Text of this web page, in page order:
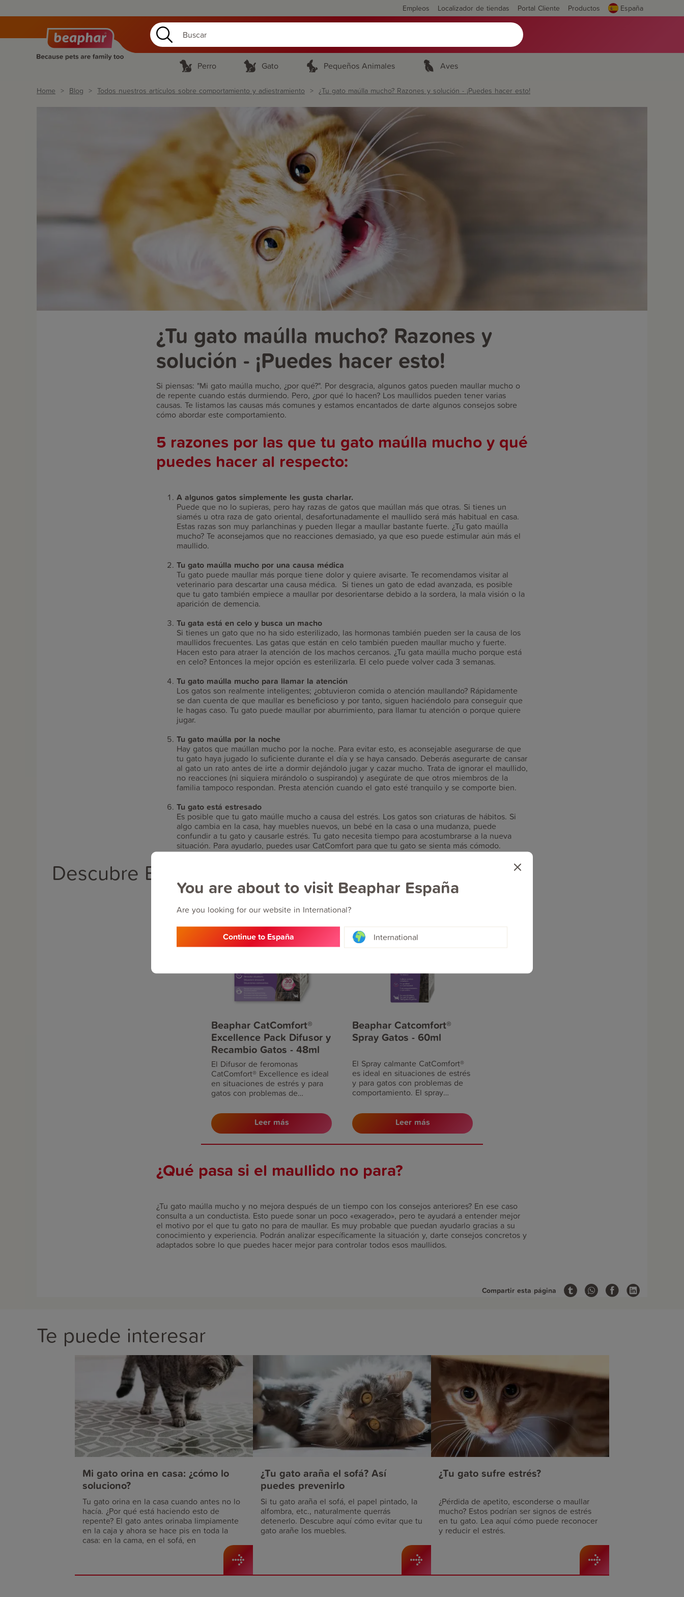
Empleos Localizador de tiendas Portal Cliente Productos España
You are about to visit Beaphar España
Are you looking for our website in International?
Continue to España International
Perro Gato Pequeños Animales Aves
Home Blog Todos nuestros artículos sobre comportamiento y adiestramiento ¿Tu gato maúlla mucho? Razones y solución - ¡Puedes hacer esto!
¿Tu gato maúlla mucho? Razones y
solución - ¡Puedes hacer esto!
Si piensas: "Mi gato maúlla mucho, ¿por qué?". Por desgracia, algunos gatos pueden maullar mucho o
de repente cuando estás durmiendo. Pero, ¿por qué lo hacen? Los maullidos pueden tener varias
causas. Te listamos las causas más comunes y estamos encantados de darte algunos consejos sobre
cómo abordar este comportamiento.
5 razones por las que tu gato maúlla mucho y qué
puedes hacer al respecto:
A algunos gatos simplemente les gusta charlar.
Puede que no lo supieras, pero hay razas de gatos que maúllan más que otras. Si tienes un
siamés u otra raza de gato oriental, desafortunadamente el maullido será más habitual en casa.
Estas razas son muy parlanchinas y pueden llegar a maullar bastante fuerte. ¿Tu gato maúlla
mucho? Te aconsejamos que no reacciones demasiado, ya que eso puede estimular aún más el
maullido.
Tu gato maúlla mucho por una causa médica
Tu gato puede maullar más porque tiene dolor y quiere avisarte. Te recomendamos visitar al
veterinario para descartar una causa médica. Si tienes un gato de edad avanzada, es posible
que tu gato también empiece a maullar por desorientarse debido a la sordera, la mala visión o la
aparición de demencia.
Tu gata está en celo y busca un macho
Si tienes un gato que no ha sido esterilizado, las hormonas también pueden ser la causa de los
maullidos frecuentes. Las gatas que están en celo también pueden maullar mucho y fuerte.
Hacen esto para atraer la atención de los machos cercanos. ¿Tu gata maúlla mucho porque está
en celo? Entonces la mejor opción es esterilizarla. El celo puede volver cada 3 semanas.
Tu gato maúlla mucho para llamar la atención
Los gatos son realmente inteligentes; ¿obtuvieron comida o atención maullando? Rápidamente
se dan cuenta de que maullar es beneficioso y por tanto, siguen haciéndolo para conseguir que
le hagas caso. Tu gato puede maullar por aburrimiento, para llamar tu atención o porque quiere
jugar.
Tu gato maúlla por la noche
Hay gatos que maúllan mucho por la noche. Para evitar esto, es aconsejable asegurarse de que
tu gato haya jugado lo suficiente durante el día y se haya cansado. Deberás asegurarte de cansar
al gato un rato antes de irte a dormir dejándolo jugar y cazar mucho. Trata de ignorar el maullido,
no reacciones (ni siquiera mirándolo o suspirando) y asegúrate de que otros miembros de la
familia tampoco respondan. Presta atención cuando el gato esté tranquilo y se comporte bien.
Tu gato está estresado
Es posible que tu gato maúlle mucho a causa del estrés. Los gatos son criaturas de hábitos. Si
algo cambia en la casa, hay muebles nuevos, un bebé en la casa o una mudanza, puede
confundir a tu gato y causarle estrés. Tu gato necesita tiempo para acostumbrarse a la nueva
situación. Para ayudarlo, puedes usar CatComfort para que tu gato se sienta más cómodo.
CatComfortcontiene una copia de la feromona facial del gato y tiene un efecto reconfortante.
Descubre Beaphar CatComfort®
Beaphar CatComfort®
Excellence Pack Difusor y
Recambio Gatos - 48ml
El Difusor de feromonas
CatComfort® Excellence es ideal
en situaciones de estrés y para
gatos con problemas de
conflictos entre gatos.
Leer más
Beaphar Catcomfort®
Spray Gatos - 60ml
El Spray calmante CatComfort®
es ideal en situaciones de estrés
y para gatos con problemas de
comportamiento. El spray
que el gato se sienta a gusto.
Funciona inmediatamente y es
ideal para utilizarlo durante los
Leer más
¿Qué pasa si el maullido no para?
¿Tu gato maúlla mucho y no mejora después de un tiempo con los consejos anteriores? En ese caso
consulta a un conductista. Esto puede sonar un poco «exagerado», pero te ayudará a entender mejor
el motivo por el que tu gato no para de maullar. Es muy probable que puedan ayudarlo gracias a su
conocimiento y experiencia. Podrán analizar específicamente la situación y, darte consejos concretos y
adaptados sobre lo que puedes hacer mejor para controlar todos esos maullidos.
Compartir esta página
Te puede interesar
Mi gato orina en casa: ¿cómo lo
soluciono?
Tu gato orina en la casa cuando antes no lo
hacía. ¿Por qué está haciendo esto de
repente? El gato antes orinaba limpiamente
en la caja y ahora se hace pis en toda la
casa: en la cama, en el sofá, en
¿Tu gato araña el sofá? Así
puedes prevenirlo
Si tu gato araña el sofá, el papel pintado, la
alfombra, etc., naturalmente querrás
detenerlo. Descubre aquí cómo evitar que tu
gato arañe los muebles.
¿Tu gato sufre estrés?
¿Pérdida de apetito, esconderse o maullar
mucho? Estos podrían ser signos de estrés
en tu gato. Lea aquí cómo puede reconocer
y reducir el estrés.